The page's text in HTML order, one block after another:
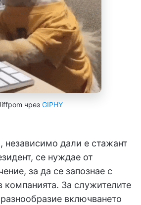
чрез GIPHY
независимо дали е стажант
се нуждае от
за да се запознае с
компанията. За служителите
включването